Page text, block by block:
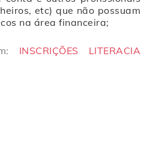
etc) que não possuam
na área financeira;
INSCRIÇÕES LITERACIA